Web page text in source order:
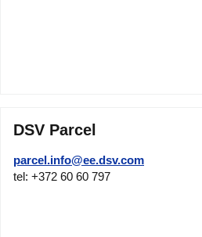
DSV Parcel
parcel.info@ee.dsv.com
tel: +372 60 60 797